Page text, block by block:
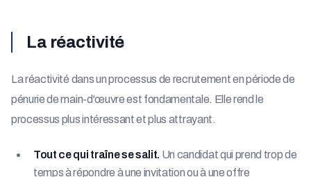
La réactivité
La réactivité dans un processus de recrutement en période de
pénurie de main-d'œuvre est fondamentale. Elle rend le
processus plus intéressant et plus attrayant.
Tout ce qui traîne se salit. Un candidat qui prend trop de
temps à répondre à une invitation ou à une offre